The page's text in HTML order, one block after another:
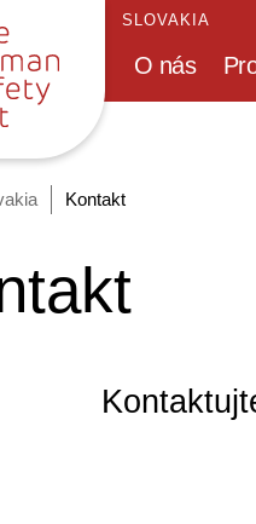
SLOVAKIA
O nás
Kontakt